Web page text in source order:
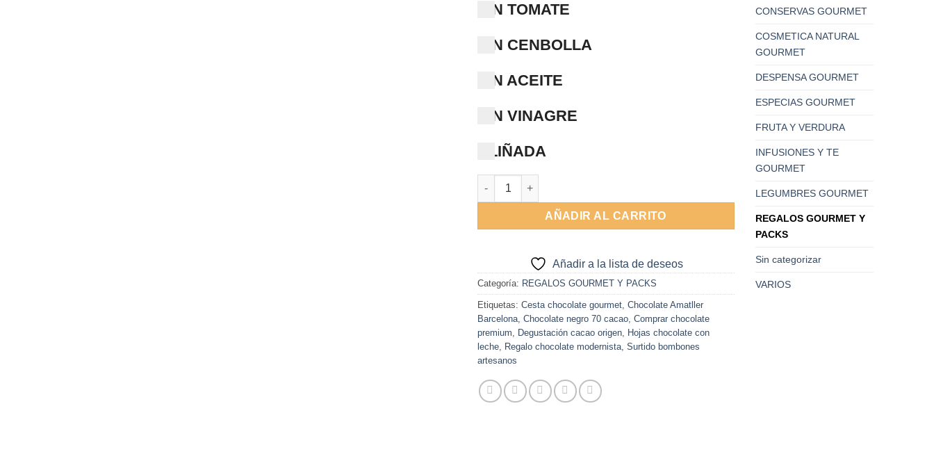
SIN TOMATE
SIN CENBOLLA
SIN ACEITE
SIN VINAGRE
ALIÑADA
Cesta Chocolates surtidos Carteles Amatller 236g cantidad
AÑADIR AL CARRITO
Añadir a la lista de deseos
Categoría: REGALOS GOURMET Y PACKS
Etiquetas: Cesta chocolate gourmet Chocolate Amatller
Barcelona Chocolate negro 70 cacao Comprar chocolate
premium
Degustación cacao origen Hojas chocolate con
leche Regalo chocolate modernista Surtido bombones
artesanos
CONSERVAS GOURMET
COSMETICA NATURAL
GOURMET
DESPENSA GOURMET
ESPECIAS GOURMET
FRUTA Y VERDURA
INFUSIONES Y TE
GOURMET
LEGUMBRES GOURMET
REGALOS GOURMET Y
PACKS
Sin categorizar
VARIOS